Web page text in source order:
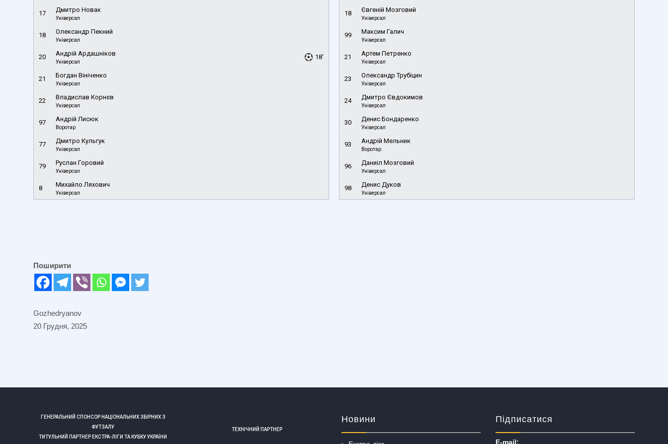
17 Дмитро Новак
Універсал
18 Олександр Пекний
Універсал
20 Андрій Ардашніков
Універсал
18'
21 Богдан Вініченко
Універсал
22 Владислав Корнєв
Універсал
97 Андрій Лисюк
Воротар
77 Дмитро Кульгук
Універсал
79 Руслан Горовий
Універсал
8 Михайло Ляхович
Універсал
18 Євгеній Мозговий
Універсал
99 Максим Галич
Універсал
21 Артем Петренко
Універсал
23 Олександр Трубіцин
Універсал
24 Дмитро Євдокимов
Універсал
30 Денис Бондаренко
Універсал
93 Андрій Мельник
Воротар
96 Даниіл Мозговий
Універсал
98 Денис Дуков
Універсал
Поширити
Gozhedryanov
20 Грудня, 2025
ГЕНЕРАЛЬНИЙ СПОНСОР НАЦІОНАЛЬНИХ ЗБІРНИХ З
ФУТЗАЛУ
ТИТУЛЬНИЙ ПАРТНЕР ЕКСТРА-ЛІГИ ТА КУБКУ УКРАЇНИ
ТЕХНІЧНИЙ ПАРТНЕР
Новини Підписатися
E-mail: